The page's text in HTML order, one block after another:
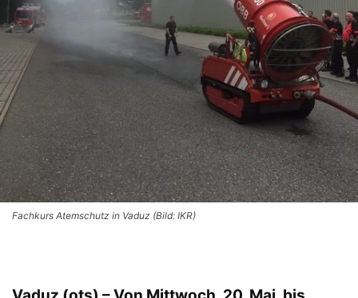
Fachkurs Atemschutz in Vaduz (Bild: IKR)